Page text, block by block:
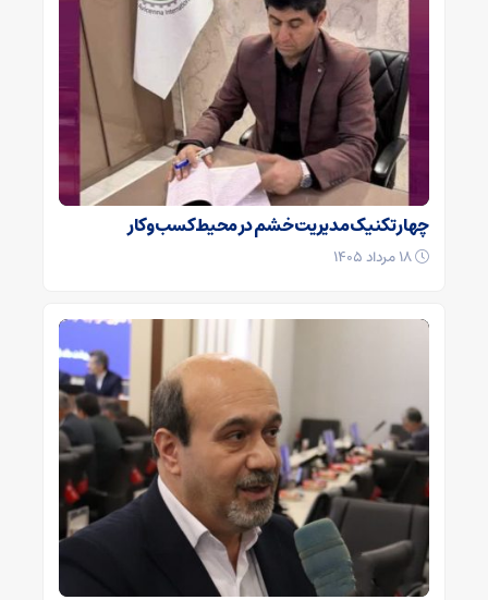
چهار تکنیک مدیریت خشم در محیط کسب‌وکار